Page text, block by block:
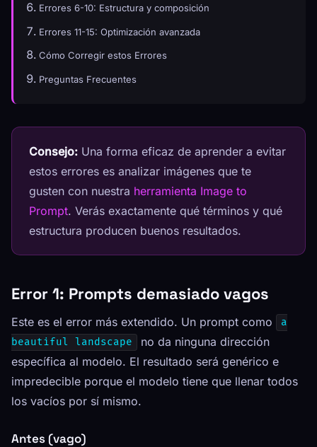
Errores 6-10: Estructura y composición
Errores 11-15: Optimización avanzada
Cómo Corregir estos Errores
Preguntas Frecuentes
Consejo: Una forma eficaz de aprender a evitar
estos errores es analizar imágenes que te
gusten con nuestra herramienta Image to
Prompt. Verás exactamente qué términos y qué
estructura producen buenos resultados.
Error 1: Prompts demasiado vagos
Este es el error más extendido. Un prompt como
a
beautiful landscape
no da ninguna dirección
específica al modelo. El resultado será genérico e
impredecible porque el modelo tiene que llenar todos
los vacíos por sí mismo.
Antes (vago)